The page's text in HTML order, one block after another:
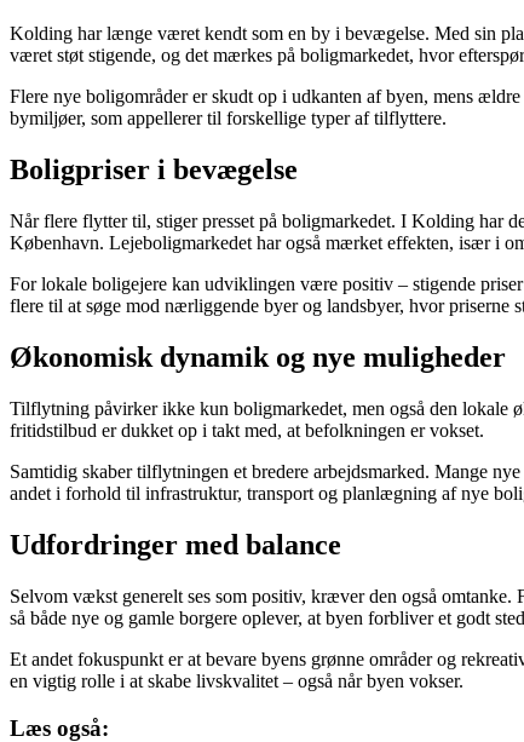
Kolding har længe været kendt som en by i bevægelse. Med sin
været støt stigende, og det mærkes på boligmarkedet, hvor
Flere nye boligområder er skudt op i udkanten af byen, mens
bymiljøer, som appellerer til forskellige typer af tilflyttere.
Boligpriser i bevægelse
Når flere flytter til, stiger presset på boligmarkedet. I Kolding har
København. Lejeboligmarkedet har også mærket effekten, især i
For lokale boligejere kan udviklingen være positiv – stigende
flere til at søge mod nærliggende byer og landsbyer, hvor
Økonomisk dynamik og nye muligheder
Tilflytning påvirker ikke kun boligmarkedet, men også den lokale
fritidstilbud er dukket op i takt med, at befolkningen er vokset.
Samtidig skaber tilflytningen et bredere arbejdsmarked. Mange
andet i forhold til infrastruktur, transport og planlægning af nye
Udfordringer med balance
Selvom vækst generelt ses som positiv, kræver den også
så både nye og gamle borgere oplever, at byen forbliver et godt
Et andet fokuspunkt er at bevare byens grønne områder og
en vigtig rolle i at skabe livskvalitet – også når byen vokser.
Læs også: